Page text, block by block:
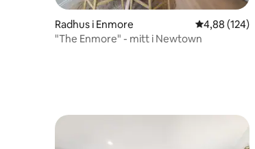
Radhus i Enmore 4,88 av 5 i
4,88 (124)
"The Enmore" - mitt i Newtown